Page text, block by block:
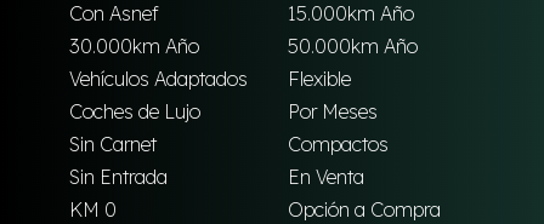
Con Asnef
15.000km Año
30.000km Año
50.000km Año
Vehículos Adaptados
Flexible
Coches de Lujo
Por Meses
Sin Carnet
Compactos
Sin Entrada
En Venta
KM 0
Opción a Compra